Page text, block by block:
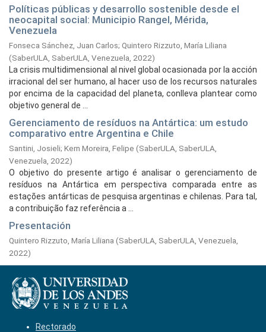
Políticas públicas y desarrollo sostenible desde el
neocapital social: Municipio Rangel, Mérida,
Venezuela
Fonseca Sánchez, Juan Carlos; Quintero Rizzuto, María Liliana
(SaberULA, SaberULA, Venezuela, 2022)
La crisis multidimensional al nivel global ocasionada por la acción
irracional del ser humano, al hacer uso de los recursos naturales
por encima de la capacidad del planeta, conlleva plantear como
objetivo general de ...
Gerenciamento de resíduos na Antártica: um estudo
comparativo entre Argentina e Chile
Santini, Josieli; Kern Moreira, Felipe (SaberULA, SaberULA,
Venezuela, 2022)
O objetivo do presente artigo é analisar o gerenciamento de
resíduos na Antártica em perspectiva comparada entre as
estações antárticas de pesquisa argentinas e chilenas. Para tal,
a contribuição faz referência a ...
Presentación
Quintero Rizzuto, María Liliana (SaberULA, SaberULA, Venezuela,
2022)
Rectorado